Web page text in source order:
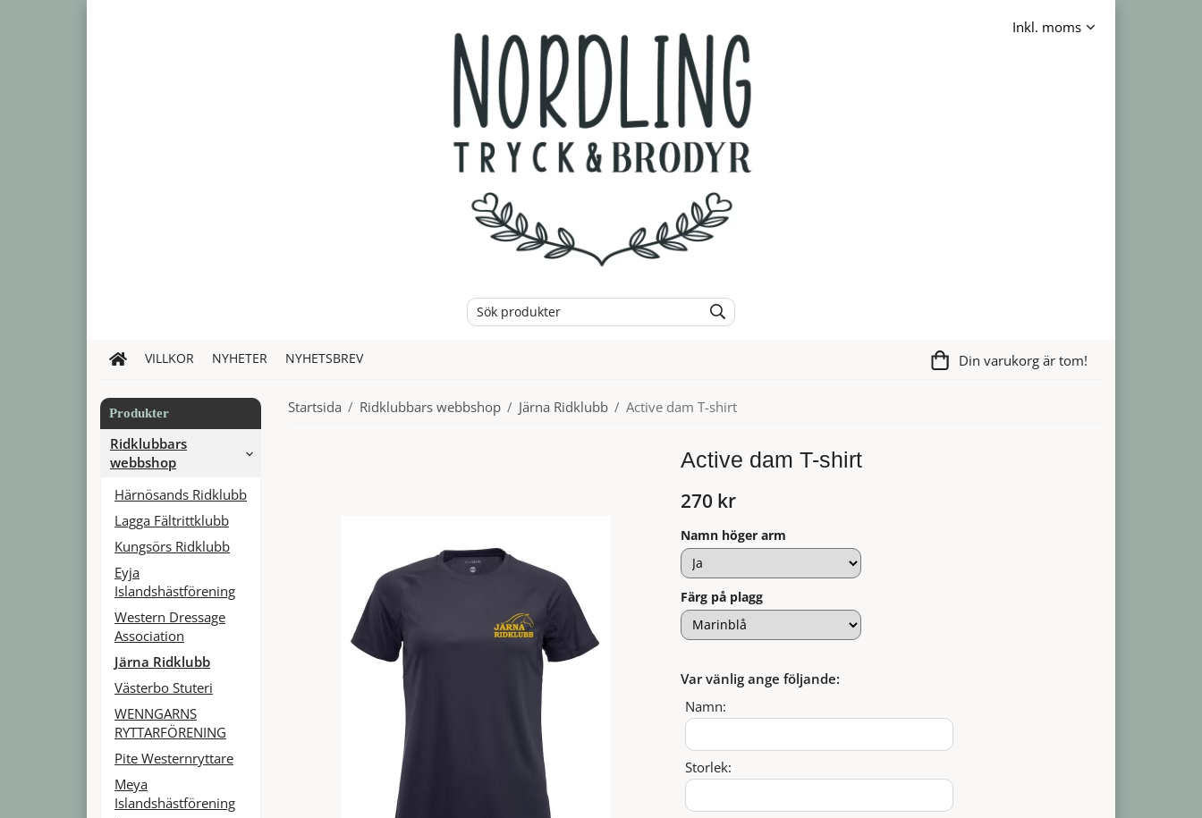
VILLKOR NYHETER NYHETSBREV Din varukorg är tom!
Produkter
Ridklubbars
webbshop
Härnösands Ridklubb
Lagga Fältrittklubb
Kungsörs Ridklubb
Eyja
Islandshästförening
Western Dressage
Association
Järna Ridklubb
Västerbo Stuteri
WENNGARNS
RYTTARFÖRENING
Pite Westernryttare
Meya
Islandshästförening
Startsida / Ridklubbars webbshop / Järna Ridklubb / Active dam T-shirt
Active dam T-shirt
270 kr
Namn höger arm
Färg på plagg
Var vänlig ange följande:
Namn:
Storlek: